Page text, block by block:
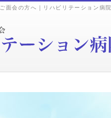
ご面会の方へ｜リハビリテーション病